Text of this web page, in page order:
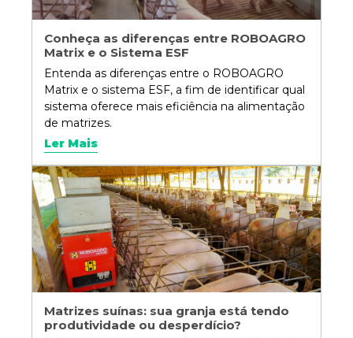
Conheça as diferenças entre ROBOAGRO
Matrix e o Sistema ESF
Entenda as diferenças entre o ROBOAGRO
Matrix e o sistema ESF, a fim de identificar qual
sistema oferece mais eficiência na alimentação
de matrizes.
Ler Mais
Matrizes suínas: sua granja está tendo
produtividade ou desperdício?